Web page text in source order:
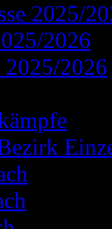
2025/
2026
2026